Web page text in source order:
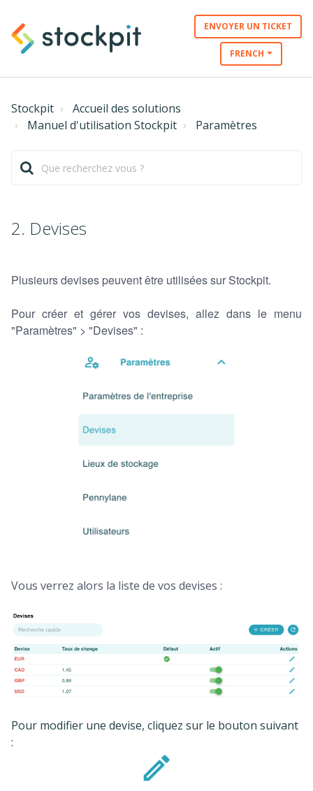
ENVOYER UN TICKET
FRENCH
Stockpit
Accueil des solutions
Manuel d'utilisation Stockpit
Paramètres
2. Devises
Plusieurs devises peuvent être utilisées sur Stockpit.
Pour créer et gérer vos devises, allez dans le menu
"Paramètres" > "Devises" :
Vous verrez alors la liste de vos devises :
Pour modifier une devise, cliquez sur le bouton suivant
: